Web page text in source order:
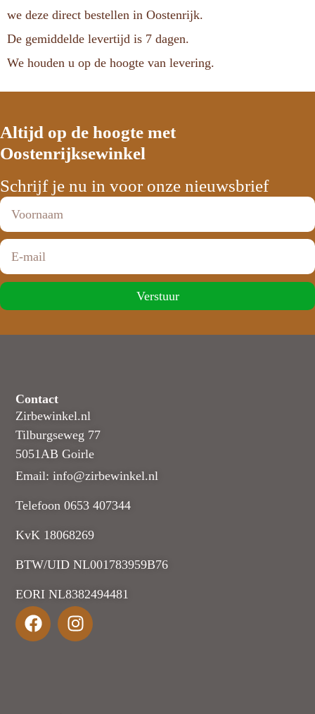
we deze direct bestellen in Oostenrijk.
De gemiddelde levertijd is 7 dagen.
We houden u op de hoogte van levering.
Altijd op de hoogte met
Oostenrijksewinkel
Schrijf je nu in voor onze nieuwsbrief
Verstuur
Contact
Zirbewinkel.nl
Tilburgseweg 77
5051AB Goirle
Email: info@zirbewinkel.nl
Telefoon 0653 407344
KvK 18068269
BTW/UID NL001783959B76
EORI NL8382494481